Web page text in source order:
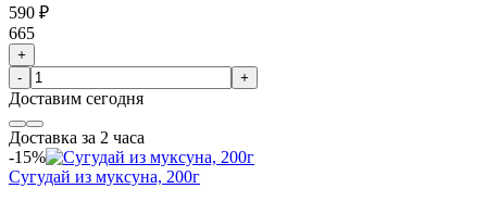
590 ₽
665
+
-
+
Доставим сегодня
Доставка за 2 часа
-15%
Сугудай из муксуна, 200г